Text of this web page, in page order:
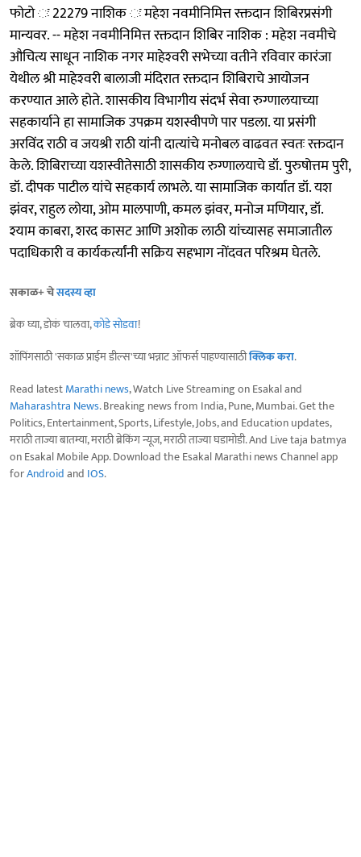
फोटो ः 22279 नाशिक ः महेश नवमीनिमित्त रक्तदान शिबिरप्रसंगी
मान्यवर. -- महेश नवमीनिमित्त रक्तदान शिबिर नाशिक : महेश नवमीचे
औचित्य साधून नाशिक नगर माहेश्‍वरी सभेच्या वतीने रविवार कारंजा
येथील श्री माहेश्‍वरी बालाजी मंदिरात रक्तदान शिबिराचे आयोजन
करण्यात आले होते. शासकीय विभागीय संदर्भ सेवा रुग्णालयाच्या
सहकार्याने हा सामाजिक उपक्रम यशस्वीपणे पार पडला. या प्रसंगी
अरविंद राठी व जयश्री राठी यांनी दात्यांचे मनोबल वाढवत स्वतः रक्तदान
केले. शिबिराच्या यशस्वीतेसाठी शासकीय रुग्णालयाचे डॉ. पुरुषोत्तम पुरी,
डॉ. दीपक पाटील यांचे सहकार्य लाभले. या सामाजिक कार्यात डॉ. यश
झंवर, राहुल लोया, ओम मालपाणी, कमल झंवर, मनोज मणियार, डॉ.
श्याम काबरा, शरद कासट आणि अशोक लाठी यांच्यासह समाजातील
पदाधिकारी व कार्यकर्त्यांनी सक्रिय सहभाग नोंदवत परिश्रम घेतले.
सकाळ+ चेसदस्य व्हा
ब्रेक घ्या, डोकं चालवा,कोडे सोडवा!
शॉपिंगसाठी 'सकाळ प्राईम डील्स'च्या भन्नाट ऑफर्स पाहण्यासाठीक्लिक करा.
Read latestMarathi news, Watch Live Streaming on Esakal and
Maharashtra News. Breaking news from India, Pune, Mumbai. Get the
Politics, Entertainment, Sports, Lifestyle, Jobs, and Education updates,
मराठी ताज्या बातम्या, मराठी ब्रेकिंग न्यूज, मराठी ताज्या घडामोडी. And Live taja batmya
on Esakal Mobile App. Download the Esakal Marathi news Channel app
forAndroidand IOS.